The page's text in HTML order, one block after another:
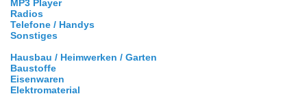
MP3 Player
Radios
Telefone / Handys
Sonstiges
Hausbau / Heimwerken / Garten
Baustoffe
Eisenwaren
Elektromaterial